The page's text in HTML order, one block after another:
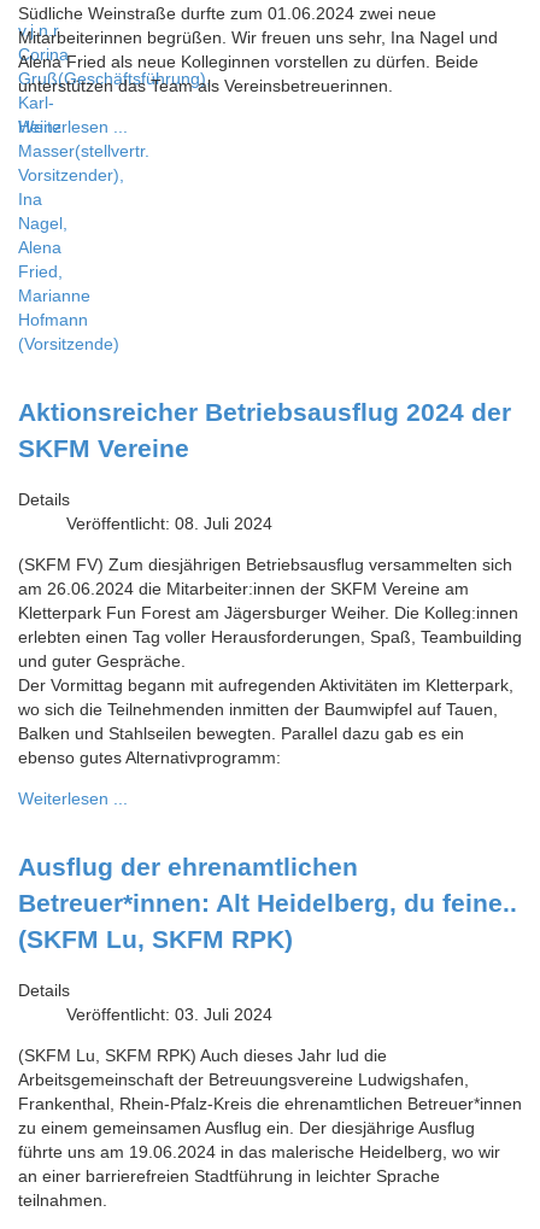
v.j.n.r
Corina
Gruß(Geschäftsführung),
Karl-
Heinz
Masser(stellvertr.
Vorsitzender),
Ina
Nagel,
Alena
Fried,
Marianne
Hofmann
(Vorsitzende)
Südliche Weinstraße durfte zum 01.06.2024 zwei neue
Mitarbeiterinnen begrüßen. Wir freuen uns sehr, Ina Nagel und
Alena Fried als neue Kolleginnen vorstellen zu dürfen. Beide
unterstützen das Team als Vereinsbetreuerinnen.
Weiterlesen ...
Aktionsreicher Betriebsausflug 2024 der
SKFM Vereine
Details
Veröffentlicht: 08. Juli 2024
(SKFM FV) Zum diesjährigen Betriebsausflug versammelten sich
am 26.06.2024 die Mitarbeiter:innen der SKFM Vereine am
Kletterpark Fun Forest am Jägersburger Weiher. Die Kolleg:innen
erlebten einen Tag voller Herausforderungen, Spaß, Teambuilding
und guter Gespräche.
Der Vormittag begann mit aufregenden Aktivitäten im Kletterpark,
wo sich die Teilnehmenden inmitten der Baumwipfel auf Tauen,
Balken und Stahlseilen bewegten. Parallel dazu gab es ein
ebenso gutes Alternativprogramm:
Weiterlesen ...
Ausflug der ehrenamtlichen
Betreuer*innen: Alt Heidelberg, du feine..
(SKFM Lu, SKFM RPK)
Details
Veröffentlicht: 03. Juli 2024
(SKFM Lu, SKFM RPK) Auch dieses Jahr lud die
Arbeitsgemeinschaft der Betreuungsvereine Ludwigshafen,
Frankenthal, Rhein-Pfalz-Kreis die ehrenamtlichen Betreuer*innen
zu einem gemeinsamen Ausflug ein. Der diesjährige Ausflug
führte uns am 19.06.2024 in das malerische Heidelberg, wo wir
an einer barrierefreien Stadtführung in leichter Sprache
teilnahmen.